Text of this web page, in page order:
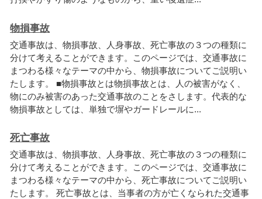
物損事故
交通事故は 物損事故 人身事故 死亡事故の３つの種類に
分けて考え る こ と ができ ます。 こ のページでは 交通事故に
まつわる様 々 なテーマの中から 物損事故について ご説明い
た し ます。 ■物損事故と は物損事故と は 人の被害がな く
物にのみ被害のあった交通事故のこ と をさ し ます。 代表的な
物損事故と しては 単独で塀やガー ド レールに...
死亡事故
交通事故は、 物損事故、 人身事故、 死亡事故の３つの種類に
分けて考え る こ と ができ ます。 このページでは、 交通事故に
まつわる様 々 なテーマの中から 、 死亡事故について ご説明い
た し ます。 死亡事故と は、 当事者の方が亡 く なられた交通事